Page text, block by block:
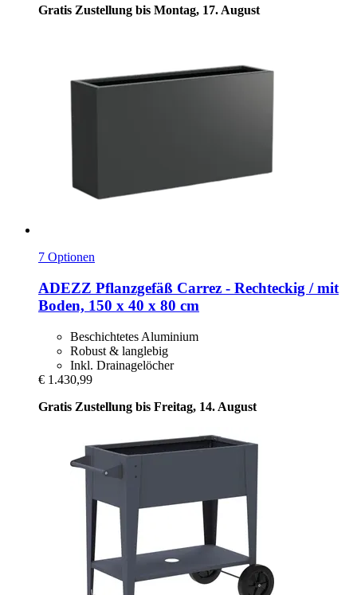
Gratis Zustellung bis Montag, 17. August
7 Optionen
ADEZZ Pflanzgefäß Carrez -​ Rechteckig / mit
Boden, 150 x 40 x 80 cm
Beschichtetes Aluminium
Robust & langlebig
Inkl. Drainagelöcher
€ 1.430,99
Gratis Zustellung bis Freitag, 14. August